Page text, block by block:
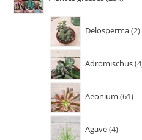
Delosperma 2
Adromischus 4
Aeonium 61
Agave 4